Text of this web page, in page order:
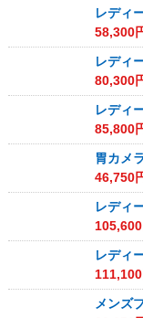
レディ
58,300
レディ
80,300
レディ
85,800
胃カメ
46,750
レディ
105,600
レディ
111,100
メンズ